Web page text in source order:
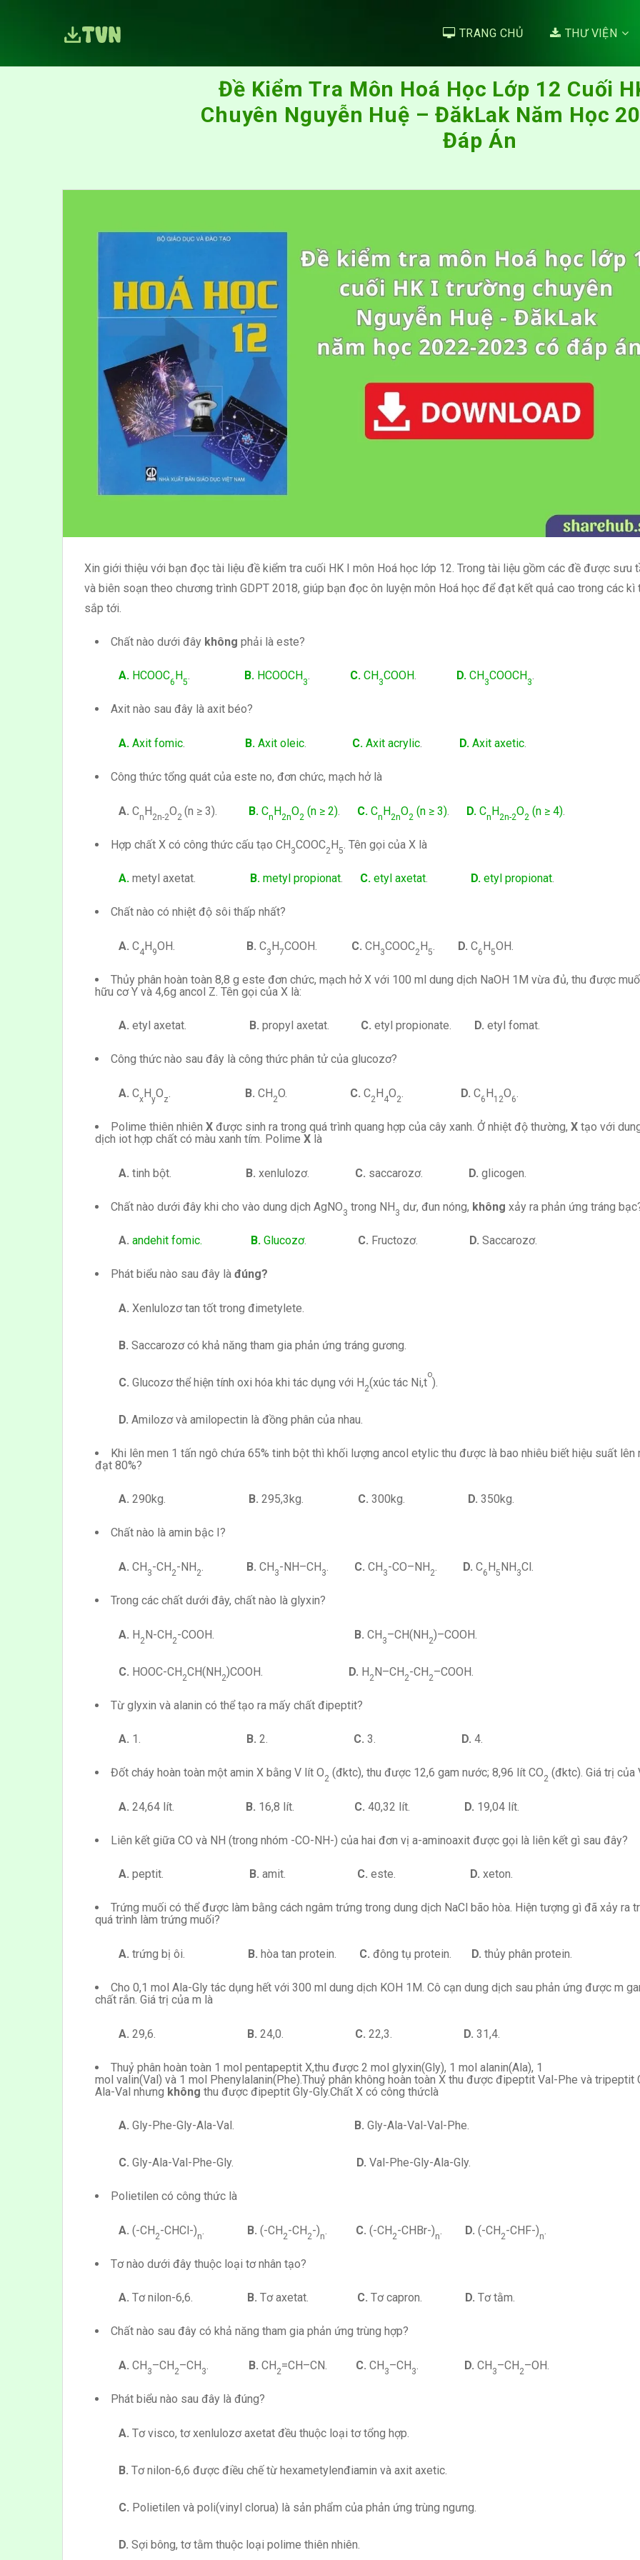
TRANG CHỦ THƯ VIỆN
Đề Kiểm Tra Môn Hoá Học Lớp 12 Cuối
Chuyên Nguyễn Huệ – ĐăkLak Năm Học
Đáp Án
Xin giới thiệu với bạn đọc tài liệu đề kiểm tra cuối HK I môn Hoá học lớp 12. Trong tài liệu gồm các đề được sưu
và biên soạn theo chương trình GDPT 2018, giúp bạn đọc ôn luyện môn Hoá học để đạt kết quả cao trong các kì
sắp tới.
Chất nào dưới đây không phải là este?
A. HCOOC6 H5. B. HCOOCH 3. C. CH 3COOH. D. CH 3COOCH 3.
Axit nào sau đây là axit béo?
A. Axit fomic. B. Axit oleic. C. Axit acrylic. D. Axit axetic.
Công thức tổng quát của este no, đơn chức, mạch hở là
A. CnH2n-2O2 (n ≥ 3). B. CnH2nO2 (n ≥ 2) C. CnH2nO2 (n ≥ 3) D. CnH2n-2O2 (n ≥ 4)
Hợp chất X có công thức cấu tạo CH3COOC2H5 . Tên gọi của X là
A. metyl axetat. B. metyl propionat. C. etyl axetat. D. etyl propionat.
Chất nào có nhiệt độ sôi thấp nhất?
A. C4H9OH. B. C3H7COOH. C. CH3COOC2H5. D. C6H5OH.
Thủy phân hoàn toàn 8,8 g este đơn chức, mạch hở X với 100 ml dung dịch NaOH 1M vừa đủ, thu được
hữu cơ Y và 4,6g ancol Z. Tên gọi của X là:
A. etyl axetat. B. propyl axetat. C. etyl propionate. D. etyl fomat.
Công thức nào sau đây là công thức phân tử của glucozơ?
A. CxHyOz. B. CH2O. C. C2H4O2. D. C6H12O6.
Polime thiên nhiên X được sinh ra trong quá trình quang hợp của cây xanh. Ở nhiệt độ thường, X tạo với
dịch iot hợp chất có màu xanh tím. Polime X là
A. tinh bột. B. xenlulozơ. C. saccarozơ. D. glicogen.
Chất nào dưới đây khi cho vào dung dịch AgNO3 trong NH3 dư, đun nóng, không xảy ra phản ứng tráng
A. andehit fomic. B. Glucozơ. C. Fructozơ. D. Saccarozơ.
Phát biểu nào sau đây là đúng?
A. Xenlulozơ tan tốt trong đimetylete.
B. Saccarozơ có khả năng tham gia phản ứng tráng gương.
C. Glucozơ thể hiện tính oxi hóa khi tác dụng với H2(xúc tác Ni,t
o
).
D. Amilozơ và amilopectin là đồng phân của nhau.
Khi lên men 1 tấn ngô chứa 65% tinh bột thì khối lượng ancol etylic thu được là bao nhiêu biết hiệu suất lên
đạt 80%?
A. 290kg. B. 295,3kg. C. 300kg. D. 350kg.
Chất nào là amin bậc I?
A. CH3-CH2-NH2. B. CH3-NH–CH3. C. CH3-CO–NH2. D. C6H5NH3Cl.
Trong các chất dưới đây, chất nào là glyxin?
A. H2N-CH2-COOH. B. CH3–CH(NH2)–COOH.
C. HOOC-CH2CH(NH2)COOH. D. H2N–CH2-CH2–COOH.
Từ glyxin và alanin có thể tạo ra mấy chất đipeptit?
A. 1. B. 2. C. 3. D. 4.
Đốt cháy hoàn toàn một amin X bằng V lít O2 (đktc), thu được 12,6 gam nước; 8,96 lít CO2 (đktc). Giá trị của
A. 24,64 lít. B. 16,8 lít. C. 40,32 lít. D. 19,04 lít.
Liên kết giữa CO và NH (trong nhóm -CO-NH-) của hai đơn vị a-aminoaxit được gọi là liên kết gì sau đây?
A. peptit. B. amit. C. este. D. xeton.
Trứng muối có thể được làm bằng cách ngâm trứng trong dung dịch NaCl bão hòa. Hiện tượng gì đã xảy ra
quá trình làm trứng muối?
A. trứng bị ôi. B. hòa tan protein. C. đông tụ protein. D. thủy phân protein.
Cho 0,1 mol Ala-Gly tác dụng hết với 300 ml dung dịch KOH 1M. Cô cạn dung dịch sau phản ứng được m
chất rắn. Giá trị của m là
A. 29,6. B. 24,0. C. 22,3. D. 31,4.
Thuỷ phân hoàn toàn 1 mol pentapeptit X,thu được 2 mol glyxin(Gly), 1 mol alanin(Ala), 1
mol valin(Val) và 1 mol Phenylalanin(Phe).Thuỷ phân không hoàn toàn X thu được đipeptit Val-Phe và tripeptit
Ala-Val nhưng không thu được đipeptit Gly-Gly.Chất X có công thứclà
A. Gly-Phe-Gly-Ala-Val. B. Gly-Ala-Val-Val-Phe.
C. Gly-Ala-Val-Phe-Gly. D. Val-Phe-Gly-Ala-Gly.
Polietilen có công thức là
A. (-CH2-CHCl-)n B. (-CH2-CH2-)n C. (-CH2-CHBr-)n D. (-CH2-CHF-)n
Tơ nào dưới đây thuộc loại tơ nhân tạo?
A. Tơ nilon-6,6. B. Tơ axetat. C. Tơ capron. D. Tơ tằm.
Chất nào sau đây có khả năng tham gia phản ứng trùng hợp?
A. CH3–CH2–CH3. B. CH2=CH–CN. C. CH3–CH3. D. CH3–CH2–OH.
Phát biểu nào sau đây là đúng?
A. Tơ visco, tơ xenlulozơ axetat đều thuộc loại tơ tổng hợp.
B. Tơ nilon-6,6 được điều chế từ hexametylenđiamin và axit axetic.
C. Polietilen và poli(vinyl clorua) là sản phẩm của phản ứng trùng ngưng.
D. Sợi bông, tơ tằm thuộc loại polime thiên nhiên.